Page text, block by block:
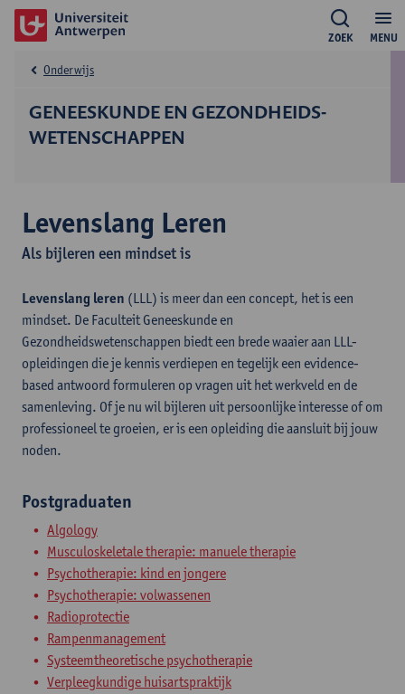
MENU
ZOEK
GENEESKUNDE EN GEZONDHEIDS­
WETENSCHAPPEN
Onderwijs
Levenslang Leren
Als bijleren een mindset is
Levenslang leren (LLL) is meer dan een concept, het is een
mindset. De Faculteit Geneeskunde en
Gezondheidswetenschappen biedt een brede waaier aan LLL-
opleidingen die je kennis verdiepen en tegelijk een evidence-
based antwoord formuleren op vragen uit het werkveld en de
samenleving. Of je nu wil bijleren uit persoonlijke interesse of om
professioneel te groeien, er is een opleiding die aansluit bij jouw
noden.
Postgraduaten
Algology
Musculoskeletale therapie: manuele therapie
Psychotherapie: kind en jongere
Psychotherapie: volwassenen
Radioprotectie
Rampenmanagement
Systeemtheoretische psychotherapie
Verpleegkundige huisartspraktijk